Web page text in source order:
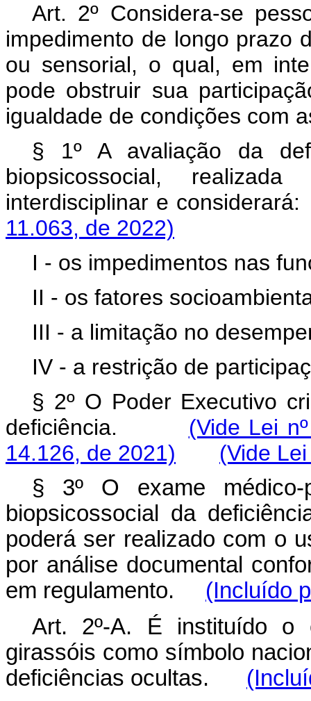
Art. 2º Considera-se
impedimento de longo prazo
ou sensorial, o qual, em
pode obstruir sua
igualdade de condições com
§ 1º A avaliação da
biopsicossocial,
interdisciplinar e
11.063, de 2022)
I - os impedimentos nas
II - os fatores
III - a limitação no
IV - a restrição de
§ 2º O Poder Executivo
deficiência. (Vide Lei
14.126, de 2021)
(Vide
§ 3º O exame médico-
biopsicossocial da
poderá ser realizado com o
por análise documental
em regulamento. (Incluído
Art. 2º-A. É instituído o
girassóis como símbolo
deficiências ocultas.